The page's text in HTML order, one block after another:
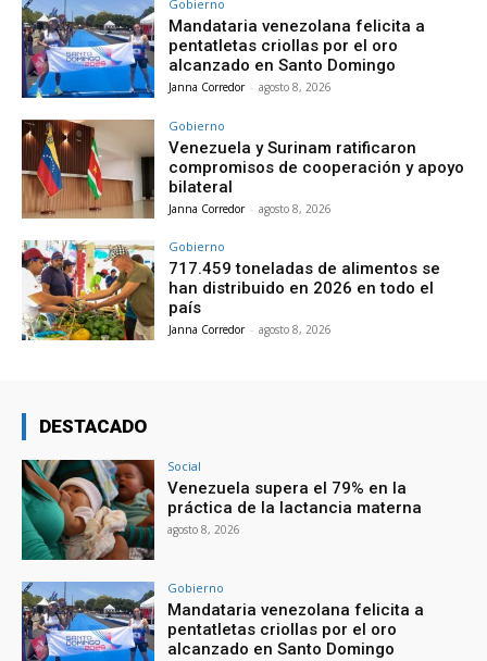
Gobierno
Mandataria venezolana felicita a
pentatletas criollas por el oro
alcanzado en Santo Domingo
Janna Corredor - agosto 8, 2026
Gobierno
Venezuela y Surinam ratificaron
compromisos de cooperación y apoyo
bilateral
Janna Corredor - agosto 8, 2026
Gobierno
717.459 toneladas de alimentos se
han distribuido en 2026 en todo el
país
Janna Corredor - agosto 8, 2026
DESTACADO
Social
Venezuela supera el 79% en la
práctica de la lactancia materna
agosto 8, 2026
Gobierno
Mandataria venezolana felicita a
pentatletas criollas por el oro
alcanzado en Santo Domingo